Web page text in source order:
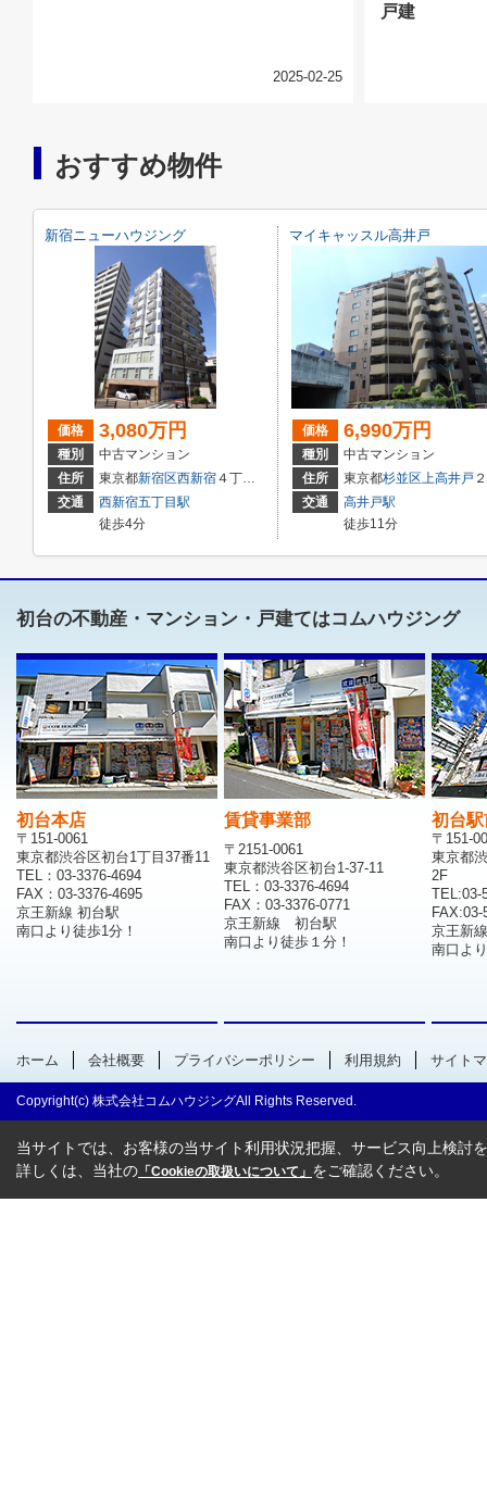
2025-02-25
戸建
おすすめ物件
新宿ニューハウジング
価格 3,080万円
種別
中古マンション
住所
東京都新宿区西新宿４丁目２１－１６
交通
西新宿五丁目駅
徒歩4分
マイキャッスル高井戸
価格 6,990万円
種別
中古マンション
住所
東京都杉並区 上高井戸 ２丁目2-34
交通
高井戸駅
徒歩11分
初台の不動産・マンション・戸建てはコムハウジング
初台本店
〒151-0061
東京都渋谷区初台1丁目37番11
TEL：03-3376-4694
FAX：03-3376-4695
京王新線 初台駅
南口より徒歩1分！
賃貸事業部
〒2151-0061
東京都渋谷区初台1-37-11
TEL：03-3376-4694
FAX：03-3376-0771
京王新線 初台駅
南口より徒歩１分！
初台
〒151-
東京都
2F
TEL:03-
FAX:03-
京王新
南口よ
ホーム 会社概要 プライバシーポリシー 利用規約 サイト
Copyright(c) 株式会社コムハウジングAll Rights Reserved.
当サイトでは、お客様の当サイト利用状況把握、サービス向上検討
詳しくは、当社の 「Cookieの取扱いについて」 をご確認ください。